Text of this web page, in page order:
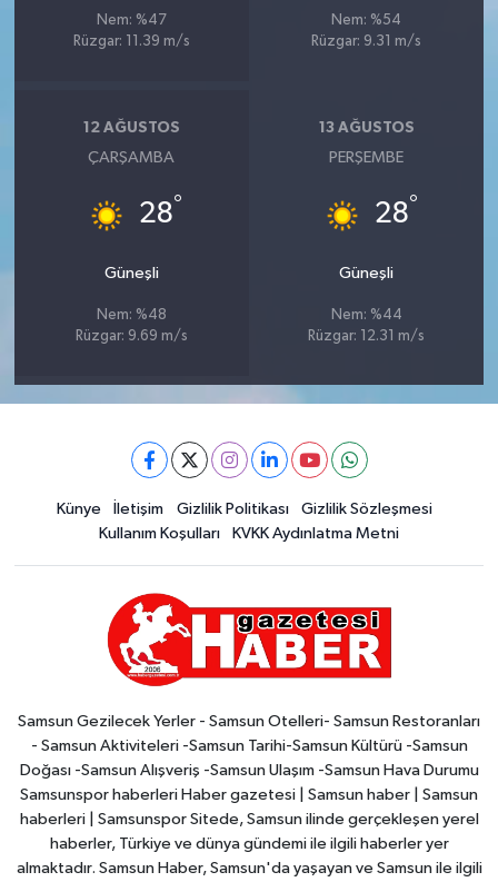
Nem: %47
Rüzgar: 11.39 m/s
Nem: %54
Rüzgar: 9.31 m/s
12 AĞUSTOS
ÇARŞAMBA
28°
Güneşli
Nem: %48
Rüzgar: 9.69 m/s
13 AĞUSTOS
PERŞEMBE
28°
Güneşli
Nem: %44
Rüzgar: 12.31 m/s
Künye İletişim Gizlilik Politikası
Gizlilik Sözleşmesi
Kullanım Koşulları
KVKK Aydınlatma Metni
Samsun Gezilecek Yerler - Samsun Otelleri- Samsun Restoranları
- Samsun Aktiviteleri -Samsun Tarihi-Samsun Kültürü -Samsun
Doğası -Samsun Alışveriş -Samsun Ulaşım -Samsun Hava Durumu
Samsunspor haberleri Haber gazetesi | Samsun haber | Samsun
haberleri | Samsunspor Sitede, Samsun ilinde gerçekleşen yerel
haberler, Türkiye ve dünya gündemi ile ilgili haberler yer
almaktadır. Samsun Haber, Samsun'da yaşayan ve Samsun ile ilgili